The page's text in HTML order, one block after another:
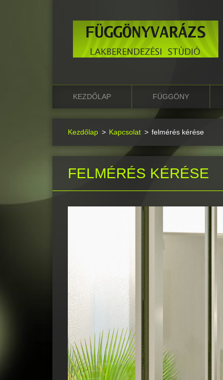
KEZDŐLAP FÜGGÖNY
Kezdőlap > Kapcsolat > felmérés kérése
FELMÉRÉS KÉRÉSE